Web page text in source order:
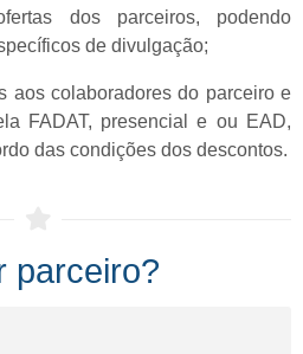
dos parceiros, podendo
de divulgação;
aos colaboradores do parceiro e
FADAT, presencial e ou EAD,
das condições dos descontos.
parceiro?